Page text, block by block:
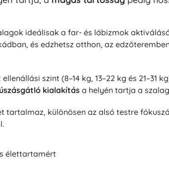
ideálisak a far- és lábizmok
és edzhetsz otthon, az
szint (8–14 kg, 13–22 kg és
kialakítás a helyén tartja a
tartalmaz, különösen az alsó testre
élettartamért